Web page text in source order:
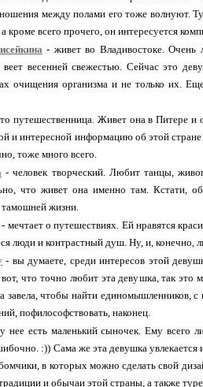
между полами его тоже волнуют.
кроме всего прочего, он интересуется
- живет во Владивостоке. Очень
весенней свежестью. Сейчас это
очищения организма и не только их.
путешественница. Живет она в Питере
и интересной информацию об этой
тоже много всего.
- человек творческий. Любит танцы,
что живет она именно там. Кстати,
тамошней жизни.
- мечтает о путешествиях. Ей нравятся
люди и контрастный душ. Ну, и, конечно,
- вы думаете, среди интересов этой
что точно любит эта девушка, так
завела, чтобы найти единомышленников,
пофилософствовать, наконец.
нее есть маленький сыночек. Ему всего
:)) Сама же эта девушка
в которых можно сделать свой
и обычаи этой страны, а также